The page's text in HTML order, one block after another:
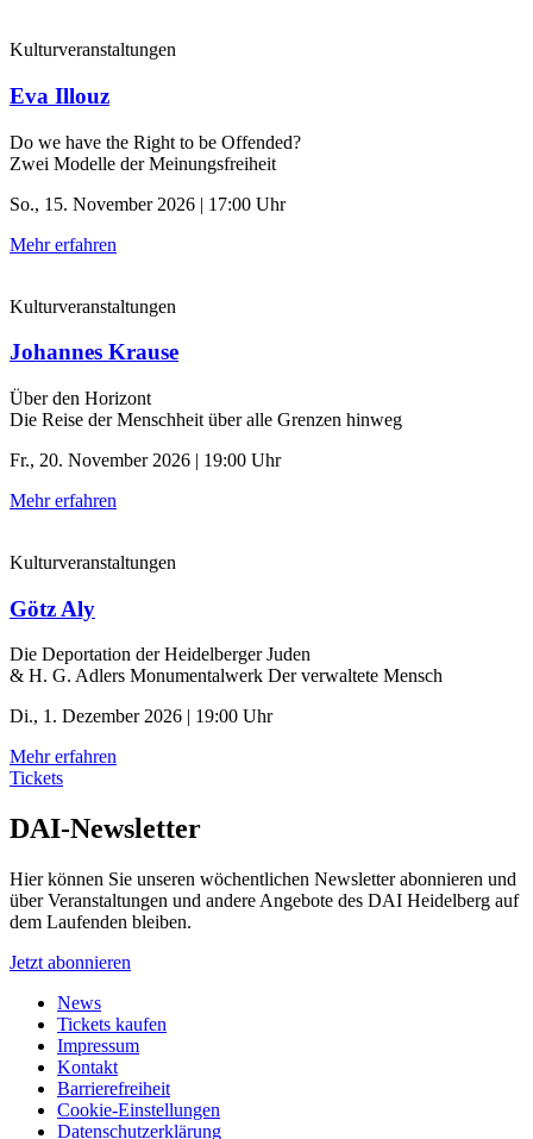
Kulturveranstaltungen
Eva Illouz
Do we have the Right to be Offended?
Zwei Modelle der Meinungsfreiheit
So., 15. November 2026 | 17:00 Uhr
Mehr erfahren
Kulturveranstaltungen
Johannes Krause
Über den Horizont
Die Reise der Menschheit über alle Grenzen hinweg
Fr., 20. November 2026 | 19:00 Uhr
Mehr erfahren
Kulturveranstaltungen
Götz Aly
Die Deportation der ­Heidelberger Juden
& H. G. Adlers Monumentalwerk Der verwaltete Mensch
Di., 1. Dezember 2026 | 19:00 Uhr
Mehr erfahren
Tickets
DAI-Newsletter
Hier können Sie unseren wöchentlichen Newsletter abonnieren und
über Veranstaltungen und andere Angebote des DAI Heidelberg auf
dem Laufenden bleiben.
Jetzt abonnieren
News
Tickets kaufen
Impressum
Kontakt
Barrierefreiheit
Cookie-Einstellungen
Datenschutzerklärung